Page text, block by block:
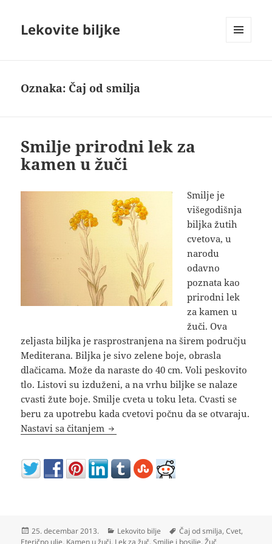
Lekovite biljke
Oznaka: Čaj od smilja
Smilje prirodni lek za
kamen u žuči
Smilje je
višegodišnja
biljka žutih
cvetova, u
narodu
odavno
poznata kao
prirodni lek
za kamen u
žuči. Ova
zeljasta biljka je rasprostranjena na širem području
Mediterana. Biljka je sivo zelene boje, obrasla
dlačicama. Može da naraste do 40 cm. Voli peskovito
tlo. Listovi su izduženi, a na vrhu biljke se nalaze
cvasti žute boje. Smilje cveta u toku leta. Cvasti se
beru za upotrebu kada cvetovi počnu da se otvaraju.
Nastavi sa čitanjem Smilje prirodni lek za kamen u žuči
Objavljeno
25. decembar 2013. Kategorije
Lekovito bilje Oznake
Čaj od smilja,Cvet,
Eterično ulje, Kamen u žuči, Lek za žuč,Smilje i bosilje,Žuč